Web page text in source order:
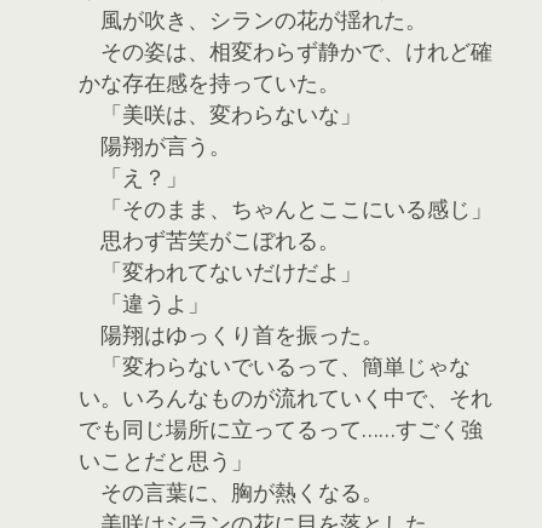
風が吹き、シランの花が揺れた。
その姿は、相変わらず静かで、けれど確
かな存在感を持っていた。
「美咲は、変わらないな」
陽翔が言う。
「え？」
「そのまま、ちゃんとここにいる感じ」
思わず苦笑がこぼれる。
「変われてないだけだよ」
「違うよ」
陽翔はゆっくり首を振った。
「変わらないでいるって、簡単じゃな
い。いろんなものが流れていく中で、それ
でも同じ場所に立ってるって……すごく強
いことだと思う」
その言葉に、胸が熱くなる。